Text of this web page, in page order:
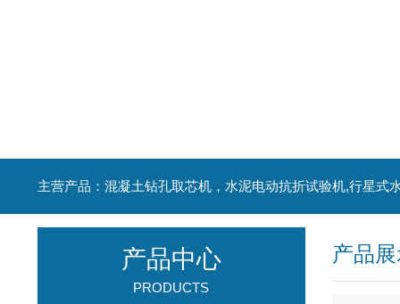
产品
产品中心
PRODUCTS